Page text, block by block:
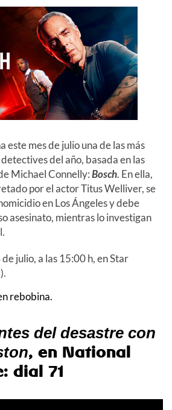
este mes de julio una de las más
del año, basada en las
Michael Connelly:Bosch. En ella,
por el actor Titus Welliver, se
en Los Ángeles y debe
asesinato, mientras lo investigan
julio, a las 15:00 h, en Star
rebobina.
del desastre con
, en National
dial 71